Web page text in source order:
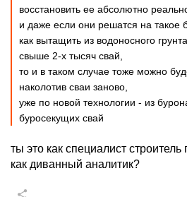
восстановить ее абсолютно
и даже если они решатся на такое
как вытащить из водоносного
свыше 2-х тысяч свай,
то и в таком случае тоже можно
наколотив сваи заново,
уже по новой технологии - из
буросекущих свай
ты это как специалист
как диванный аналитик?